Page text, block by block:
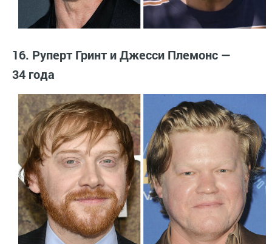
16. Руперт Гринт и Джесси Племонс —
34 года